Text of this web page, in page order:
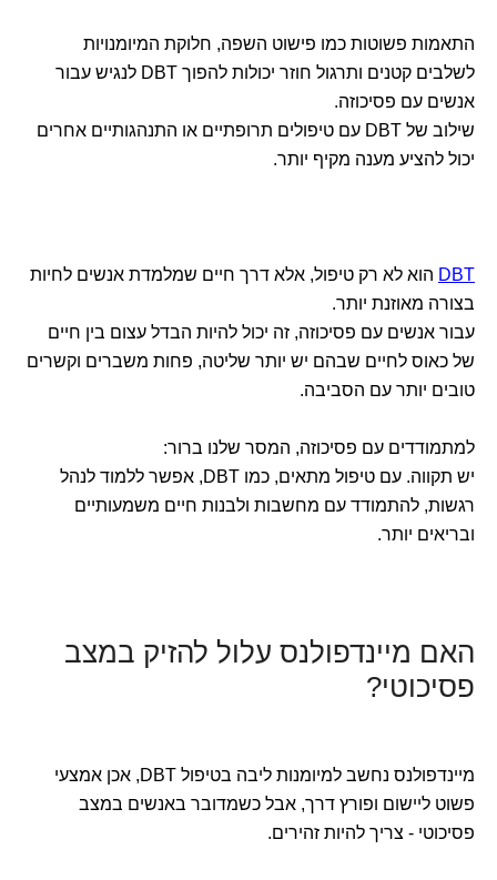
התאמות פשוטות כמו פישוט השפה, חלוקת המיומנויות
לשלבים קטנים ותרגול חוזר יכולות להפוך DBT לנגיש עבור
אנשים עם פסיכוזה.
שילוב של DBT עם טיפולים תרופתיים או התנהגותיים אחרים
יכול להציע מענה מקיף יותר.
DBT הוא לא רק טיפול, אלא דרך חיים שמלמדת אנשים לחיות
בצורה מאוזנת יותר.
עבור אנשים עם פסיכוזה, זה יכול להיות הבדל עצום בין חיים
של כאוס לחיים שבהם יש יותר שליטה, פחות משברים וקשרים
טובים יותר עם הסביבה.
למתמודדים עם פסיכוזה, המסר שלנו ברור:
יש תקווה. עם טיפול מתאים, כמו DBT, אפשר ללמוד לנהל
רגשות, להתמודד עם מחשבות ולבנות חיים משמעותיים
ובריאים יותר.
האם מיינדפולנס עלול להזיק במצב
פסיכוטי?
מיינדפולנס נחשב למיומנות ליבה בטיפול DBT, אכן אמצעי
פשוט ליישום ופורץ דרך, אבל כשמדובר באנשים במצב
פסיכוטי - צריך להיות זהירים.